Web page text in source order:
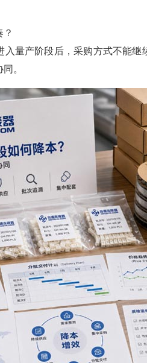
入量产阶段后，采购方式不能继
。